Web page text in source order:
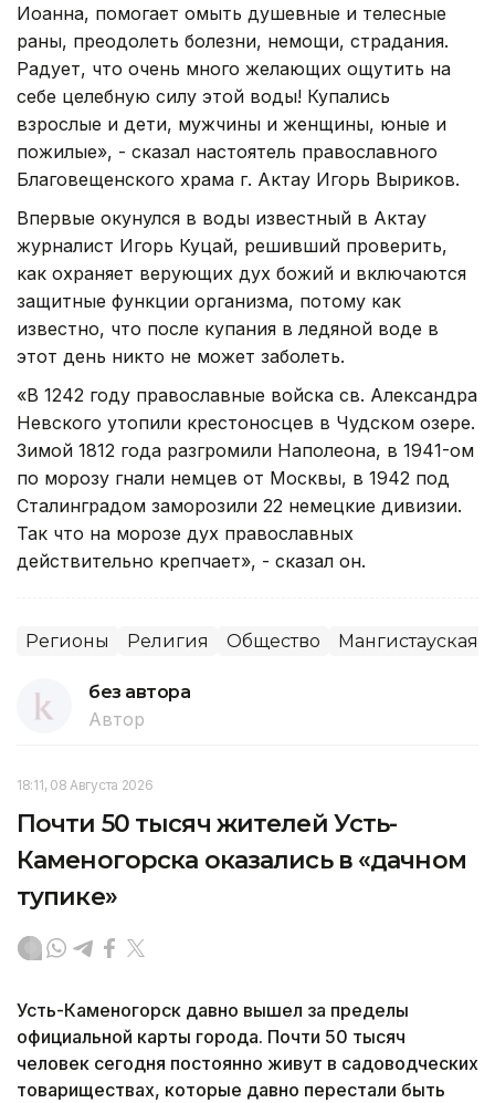
Иоанна, помогает омыть душевные и телесные
раны, преодолеть болезни, немощи, страдания.
Радует, что очень много желающих ощутить на
себе целебную силу этой воды! Купались
взрослые и дети, мужчины и женщины, юные и
пожилые», - сказал настоятель православного
Благовещенского храма г. Актау Игорь Выриков.
Впервые окунулся в воды известный в Актау
журналист Игорь Куцай, решивший проверить,
как охраняет верующих дух божий и включаются
защитные функции организма, потому как
известно, что после купания в ледяной воде в
этот день никто не может заболеть.
«В 1242 году православные войска св. Александра
Невского утопили крестоносцев в Чудском озере.
Зимой 1812 года разгромили Наполеона, в 1941-ом
по морозу гнали немцев от Москвы, в 1942 под
Сталинградом заморозили 22 немецкие дивизии.
Так что на морозе дух православных
действительно крепчает», - сказал он.
Регионы Религия Общество Мангистауская
без автора
Автор
18:11, 08 Августа 2026
Почти 50 тысяч жителей Усть-
Каменогорска оказались в «дачном
тупике»
Усть-Каменогорск давно вышел за пределы
официальной карты города. Почти 50 тысяч
человек сегодня постоянно живут в садоводческих
товариществах, которые давно перестали быть